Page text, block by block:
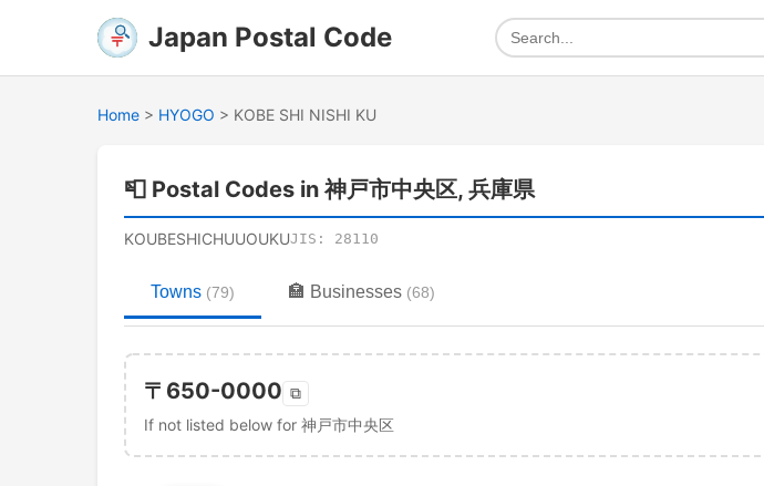
Japan Postal Code
Home > HYOGO > KOBE SHI NISHI KU
📮 Postal Codes in 神戸市中央区, 兵庫県
KOUBESHICHUUOUKUJIS: 28110
Towns (79) 🏣 Businesses (68)
〒 650-0000 ⧉
If not listed below for 神戸市中央区